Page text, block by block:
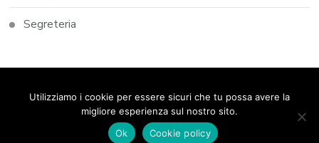
Segreteria
© Copyright 2026Studio Dott.ssa Elena Castoldi. Tutti i
diritti riservati.Blossom Coack | Sviluppato da
Blossom
. Powered byWordPress. Privacy Policy
Utilizziamo i cookie per essere sicuri che tu possa avere la
migliore esperienza sul nostro sito.
Ok
Cookie policy